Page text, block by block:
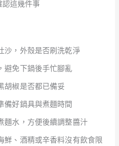
認這幾件事
沙，外殼是否刷洗乾淨
避免下鍋後手忙腳亂
胡椒是否都已備妥
備好鍋具與煮麵時間
麵水，方便後續調整醬汁
鮮、酒精或辛香料沒有飲食限